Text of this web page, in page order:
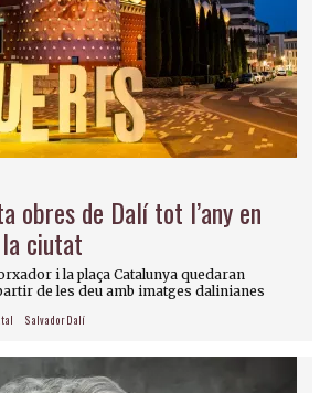
obres de Dalí tot l’any en
ciutat
i la plaça Catalunya quedaran
de les deu amb imatges dalinianes
Salvador Dalí